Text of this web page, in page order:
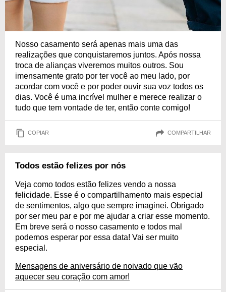
Nosso casamento será apenas mais uma das
realizações que conquistaremos juntos. Após nossa
troca de alianças viveremos muitos outros. Sou
imensamente grato por ter você ao meu lado, por
acordar com você e por poder ouvir sua voz todos os
dias. Você é uma incrível mulher e merece realizar o
tudo que tem vontade de ter, então conte comigo!
COPIAR COMPARTILHAR
Todos estão felizes por nós
Veja como todos estão felizes vendo a nossa
felicidade. Esse é o compartilhamento mais especial
de sentimentos, algo que sempre imaginei. Obrigado
por ser meu par e por me ajudar a criar esse momento.
Em breve será o nosso casamento e todos mal
podemos esperar por essa data! Vai ser muito
especial.
Mensagens de aniversário de noivado que vão
aquecer seu coração com amor!